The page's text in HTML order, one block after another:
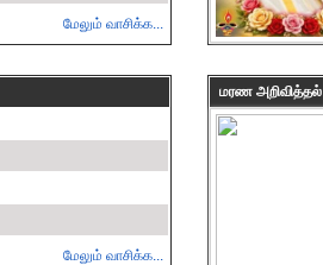
மேலும் வாசிக்க...
மேலும் வாசிக்க...
மரண அறிவித்தல்